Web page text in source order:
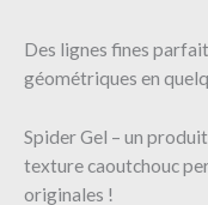
Des lignes fines
géométriques en
Spider Gel – un
texture caoutchouc
originales !